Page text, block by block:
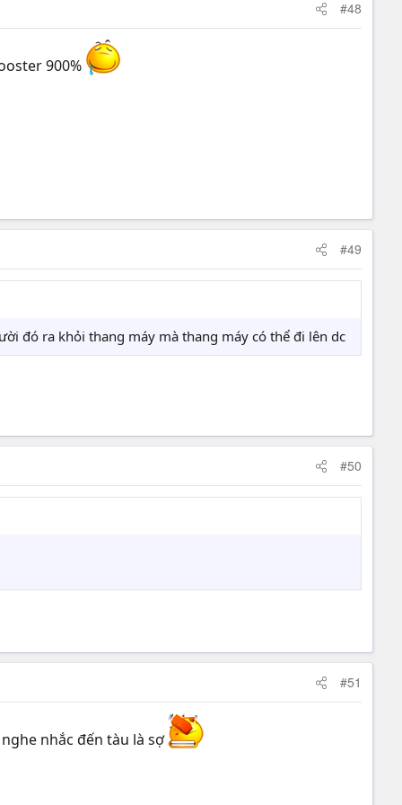
#48
900%
#49
đó ra khỏi thang máy mà thang máy có thể đi lên dc
#50
#51
nhắc đến tàu là sợ